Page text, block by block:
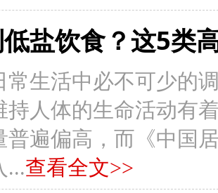
盐饮食？这5类
常生活中必不可少的
持人体的生命活动有
普遍偏高，而《中国
...查看全文>>